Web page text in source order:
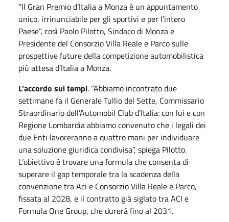
“Il Gran Premio d’Italia a Monza è un appuntamento
unico, irrinunciabile per gli sportivi e per l’intero
Paese”, così Paolo Pilotto, Sindaco di Monza e
Presidente del Consorzio Villa Reale e Parco sulle
prospettive future della competizione automobilistica
più attesa d’Italia a Monza.
L’accordo sui tempi. “Abbiamo incontrato due
settimane fa il Generale Tullio del Sette, Commissario
Straordinario dell’Automobil Club d’Italia: con lui e con
Regione Lombardia abbiamo convenuto che i legali dei
due Enti lavoreranno a quattro mani per individuare
una soluzione giuridica condivisa”, spiega Pilotto.
L’obiettivo è trovare una formula che consenta di
superare il gap temporale tra la scadenza della
convenzione tra Aci e Consorzio Villa Reale e Parco,
fissata al 2028, e il contratto già siglato tra ACI e
Formula One Group, che durerà fino al 2031.